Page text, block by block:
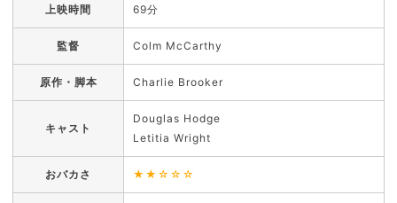
上映時間 69分
監督 Colm McCarthy
原作・脚本 Charlie Brooker
キャスト
Douglas Hodge
Letitia Wright
おバカさ ★★☆☆☆